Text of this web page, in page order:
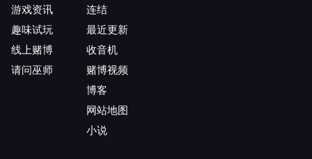
游戏资讯
趣味试玩
线上赌博
请问巫师
连结
最近更新
收音机
赌博视频
博客
网站地图
小说